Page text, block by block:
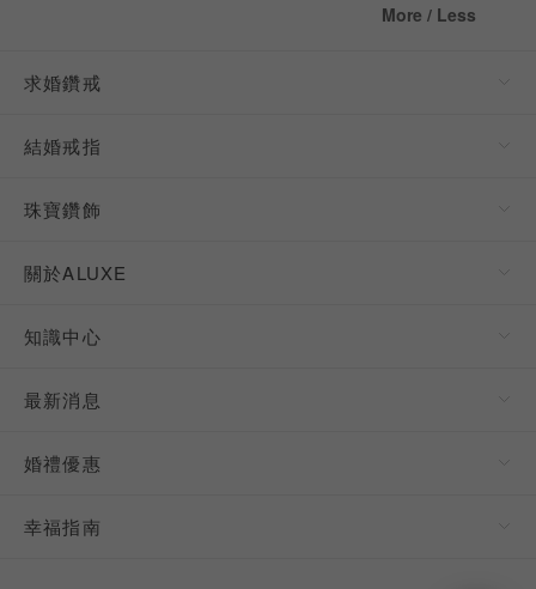
More / Less
求婚鑽戒
結婚戒指
珠寶鑽飾
關於ALUXE
知識中心
最新消息
婚禮優惠
幸福指南